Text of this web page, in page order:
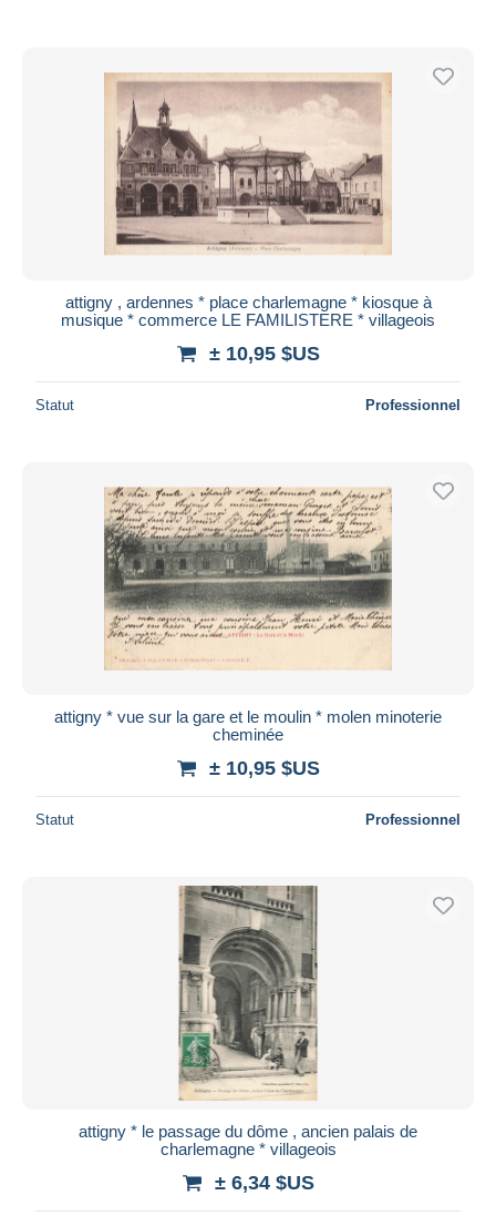
attigny , ardennes * place charlemagne * kiosque à
musique * commerce LE FAMILISTERE * villageois
± 10,95 $US
Statut Professionnel
attigny * vue sur la gare et le moulin * molen minoterie
cheminée
± 10,95 $US
Statut Professionnel
attigny * le passage du dôme , ancien palais de
charlemagne * villageois
± 6,34 $US